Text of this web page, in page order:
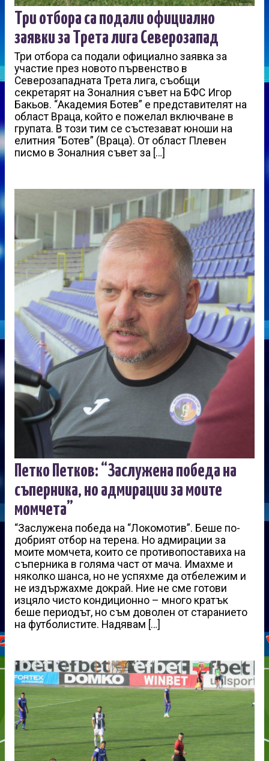
Три отбора са подали официално
заявки за Трета лига Северозапад
Три отбора са подали официално заявка за
участие през новото първенство в
Северозападната Трета лига, съобщи
секретарят на Зоналния съвет на БФС Игор
Бакьов. “Академия Ботев” е представителят на
област Враца, който е пожелал включване в
групата. В този тим се състезават юноши на
елитния “Ботев” (Враца). От област Плевен
писмо в Зоналния съвет за […]
Петко Петков: “Заслужена победа на
съперника, но адмирации за моите
момчета”
“Заслужена победа на “Локомотив”. Беше по-
добрият отбор на терена. Но адмирации за
моите момчета, които се противопоставиха на
съперника в голяма част от мача. Имахме и
няколко шанса, но не успяхме да отбележим и
не издържахме докрай. Ние не сме готови
изцяло чисто кондиционно – много кратък
беше периодът, но съм доволен от старанието
на футболистите. Надявам […]